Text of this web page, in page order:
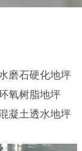
磨石硬化地坪
氧树脂地坪
凝土透水地坪